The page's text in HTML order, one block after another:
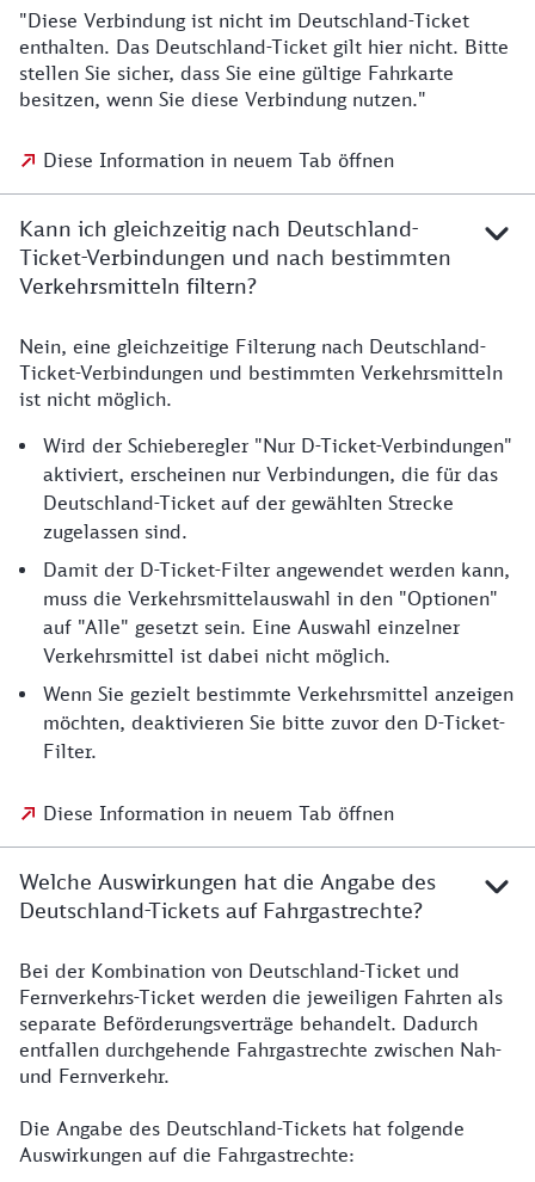
"Diese Verbindung ist nicht im Deutschland-Ticket
enthalten. Das Deutschland-Ticket gilt hier nicht. Bitte
stellen Sie sicher, dass Sie eine gültige Fahrkarte
besitzen, wenn Sie diese Verbindung nutzen."
Diese Information in neuem Tab öffnen
Kann ich gleichzeitig nach Deutschland-
Ticket-Verbindungen und nach bestimmten
Verkehrsmitteln filtern?
Nein, eine gleichzeitige Filterung nach Deutschland-
Ticket-Verbindungen und bestimmten Verkehrsmitteln
ist nicht möglich.
Wird der Schieberegler "Nur D-Ticket-Verbindungen"
aktiviert, erscheinen nur Verbindungen, die für das
Deutschland-Ticket auf der gewählten Strecke
zugelassen sind.
Damit der D-Ticket-Filter angewendet werden kann,
muss die Verkehrsmittelauswahl in den "Optionen"
auf "Alle" gesetzt sein. Eine Auswahl einzelner
Verkehrsmittel ist dabei nicht möglich.
Wenn Sie gezielt bestimmte Verkehrsmittel anzeigen
möchten, deaktivieren Sie bitte zuvor den D-Ticket-
Filter.
Diese Information in neuem Tab öffnen
Welche Auswirkungen hat die Angabe des
Deutschland-Tickets auf Fahrgastrechte?
Bei der Kombination von Deutschland-Ticket und
Fernverkehrs-Ticket werden die jeweiligen Fahrten als
separate Beförderungsverträge behandelt. Dadurch
entfallen durchgehende Fahrgastrechte zwischen Nah-
und Fernverkehr.
Die Angabe des Deutschland-Tickets hat folgende
Auswirkungen auf die Fahrgastrechte: